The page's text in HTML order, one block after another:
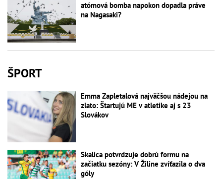
atómová bomba napokon dopadla práve
na Nagasaki?
ŠPORT
Emma Zapletalová najväčšou nádejou na
zlato: Štartujú ME v atletike aj s 23
Slovákov
Skalica potvrdzuje dobrú formu na
začiatku sezóny: V Žiline zvíťazila o dva
góly